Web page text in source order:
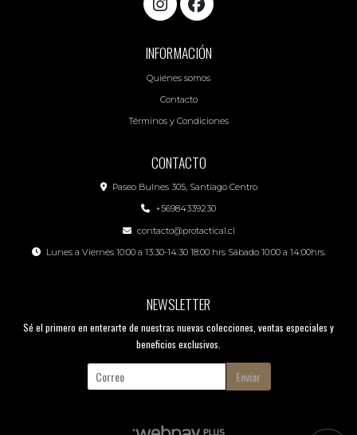
INFORMACIÓN
Quiénes somos
Contacto
Términos y Condiciones
CONTACTO
Paseo Bulnes 305, Santiago Centro
+56984339230
contacto@protactical.cl
Lunes a Viernes 10:00 a 13:30-14:30 18:00 hrs Sábado 10:00 a 14:00hrs.
NEWSLETTER
Sé el primero en enterarte de nuestras nuevas colecciones, ventas especiales y
beneficios exclusivos.
Enviar